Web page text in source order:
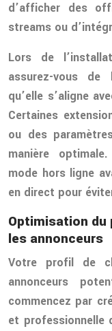
d’afficher des
streams ou
Lors de
assurez-vous
qu’elle s’aligne
Certaines
ou des
manière
mode hors ligne
en direct pour
Optimisation
les annonceurs
Votre profil de
annonceurs
commencez par
et professionnelle